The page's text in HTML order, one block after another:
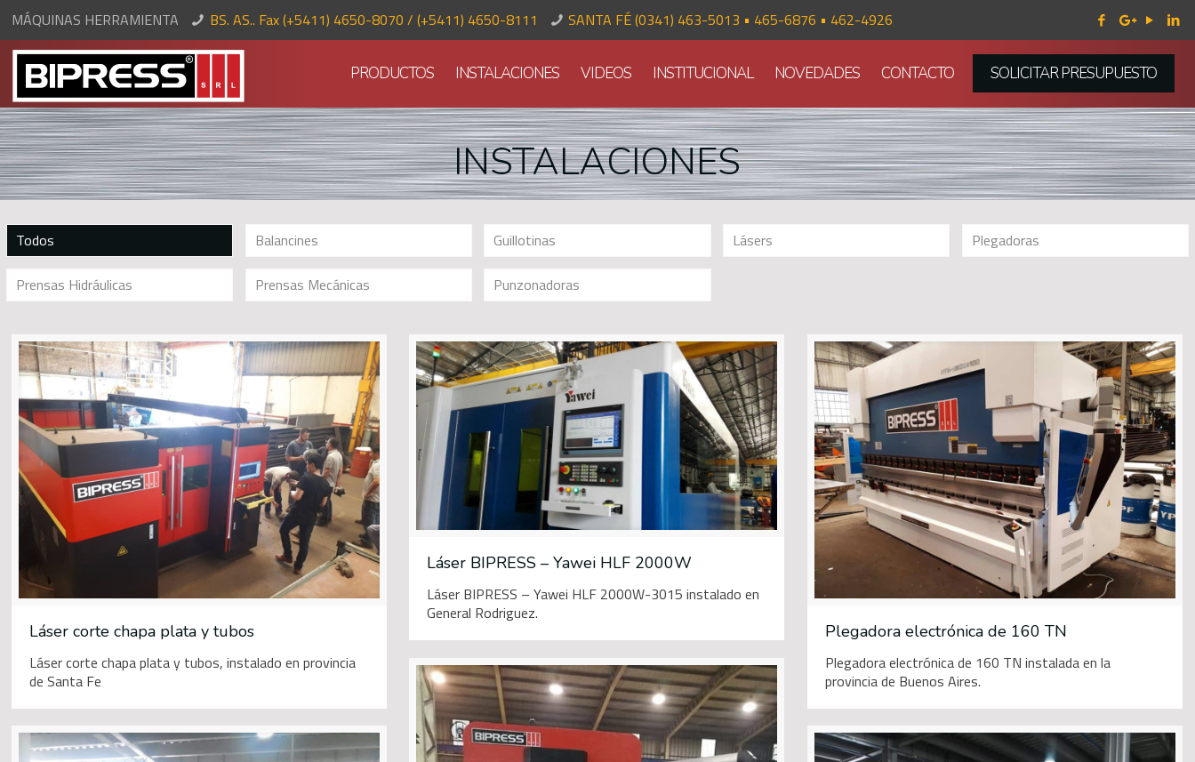
MÁQUINAS HERRAMIENTA BS. AS.. Fax (+5411) 4650-8070 / (+5411) 4650-8111 SANTA FÉ (0341) 463-5013 • 465-6876 • 462-4926
PRODUCTOS INSTALACIONES VIDEOS INSTITUCIONAL NOVEDADES CONTACTO SOLICITAR PRESUPUESTO
INSTALACIONES
Todos Balancines Guillotinas Lásers Plegadoras
Prensas Hidráulicas Prensas Mecánicas Punzonadoras
Láser corte chapa plata y tubos
Láser corte chapa plata y tubos, instalado en provincia
de Santa Fe
Láser BIPRESS – Yawei HLF 2000W
Láser BIPRESS – Yawei HLF 2000W-3015 instalado en
General Rodriguez.
Plegadora electrónica de 160 TN
Plegadora electrónica de 160 TN instalada en la
provincia de Buenos Aires.